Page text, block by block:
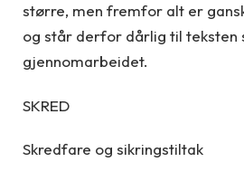
større, men fremfor alt er
og står derfor dårlig til teksten
gjennomarbeidet.
SKRED
Skredfare og sikringstiltak